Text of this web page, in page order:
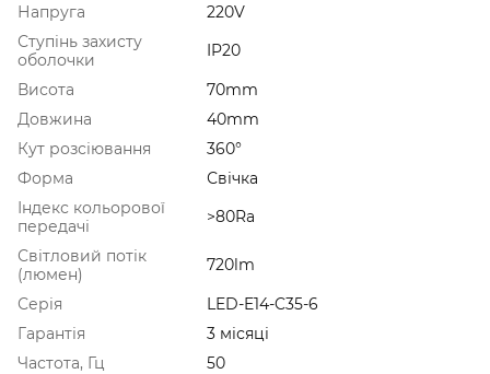
Напруга
220V
Ступінь захисту
оболочки
IP20
Висота
70mm
Довжина
40mm
Кут розсіювання
360°
Форма
Свічка
Індекс кольорової
передачі
>80Ra
Світловий потік
(люмен)
720lm
Серія
LED-E14-C35-6
Гарантія
3 місяці
Частота, Гц
50